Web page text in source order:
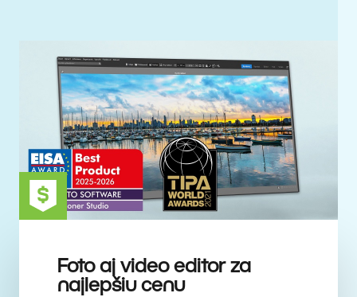
Foto aj video editor za
najlepšiu cenu